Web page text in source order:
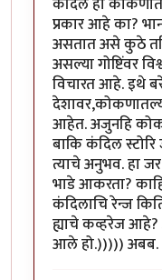
प्रकार आहे का?
असतात असे कुठे
असल्या गोष्टिंवर
विचारत आहे. इथे
आहेत. अजुनहि
बाकि कंदिल
त्याचे अनुभव. हा
भाडे आकरता?
कंदिलाचि रेन्ज
ह्याचे कव्हरेज आहे?
आले हो.))))) अबब.